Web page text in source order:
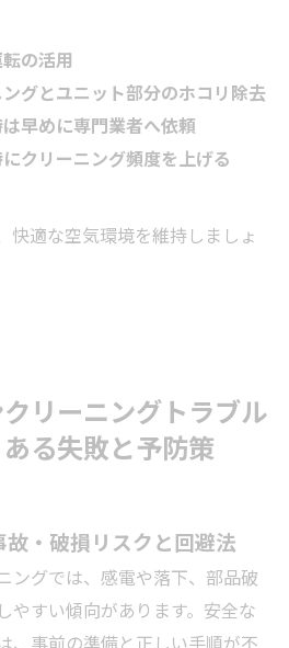
の活用
グとユニット部分のホコリ除去
早めに専門業者へ依頼
クリーニング頻度を上げる
快適な空気環境を維持しましょ
リーニングトラブル
る失敗と予防策
・破損リスクと回避法
ングでは、感電や落下、部品破
やすい傾向があります。安全な
、事前の準備と正しい手順が不